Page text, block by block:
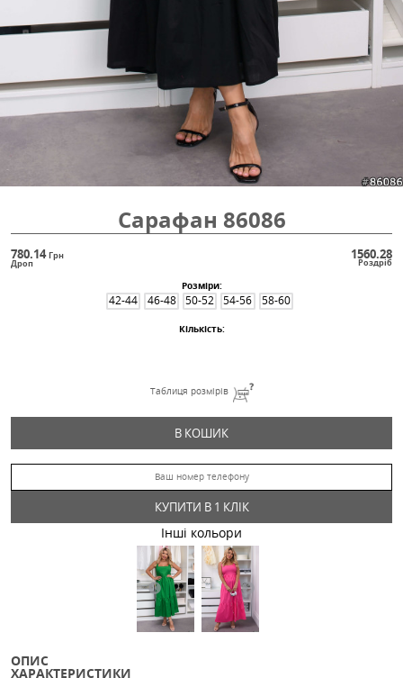
Сарафан 86086
780.14 Грн
Дроп
Розміри:
42-44 46-48 50-52
Кількість:
Таблиця розмірів